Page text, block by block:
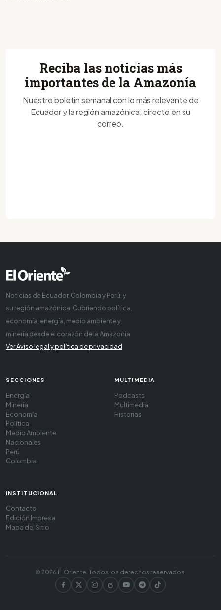
Reciba las noticias más
importantes de la Amazonía
Nuestro boletín semanal con lo más relevante de
Ecuador y la región amazónica, directo en su
correo.
Noticias de Ecuador, Colombia y Perú, y
su región amazónica. Cubriendo política,
economía, energía, medio ambiente y
minería desde el corazón de la Amazonía
Ver Aviso legal y política de privacidad
SECCIONES
Energía
Minería
Economía
Política
Medio Ambiente
Nacionales
Perú
Colombia
MULTIMEDIA
Podcasts
Multimedia
Historias
INSTITUCIONAL
Contacto
Edición Impresa
Mapa del Sitio
© 2026 El Oriente. Todos los derechos reservados.